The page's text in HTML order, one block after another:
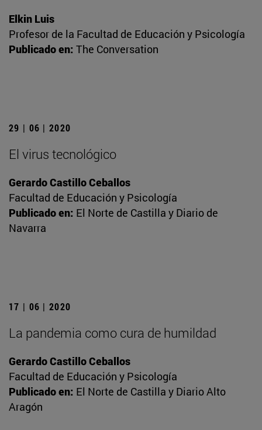
Elkin Luis
Profesor de la Facultad de Educación y Psicología
Publicado en: The Conversation
29 | 06 | 2020
El virus tecnológico
Gerardo Castillo Ceballos
Facultad de Educación y Psicología
Publicado en: El Norte de Castilla y Diario de
Navarra
17 | 06 | 2020
La pandemia como cura de humildad
Gerardo Castillo Ceballos
Facultad de Educación y Psicología
Publicado en: El Norte de Castilla y Diario Alto
Aragón